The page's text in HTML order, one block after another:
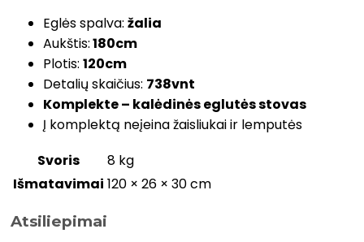
Eglės spalva: žalia
Aukštis:180cm
Plotis: 120cm
Detalių skaičius: 738vnt
Komplekte – kalėdinės eglutės stovas
Į komplektą neįeina žaisliukai ir lemputės
Svoris
8 kg
Išmatavimai 120 × 26 × 30 cm
Atsiliepimai